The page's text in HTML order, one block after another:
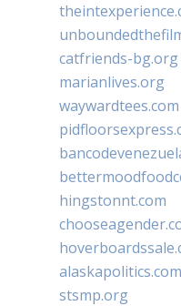
catfriends-bg.org
marianlives.org
waywardtees.com
hingstonnt.com
alaskapolitics.com
stsmp.org